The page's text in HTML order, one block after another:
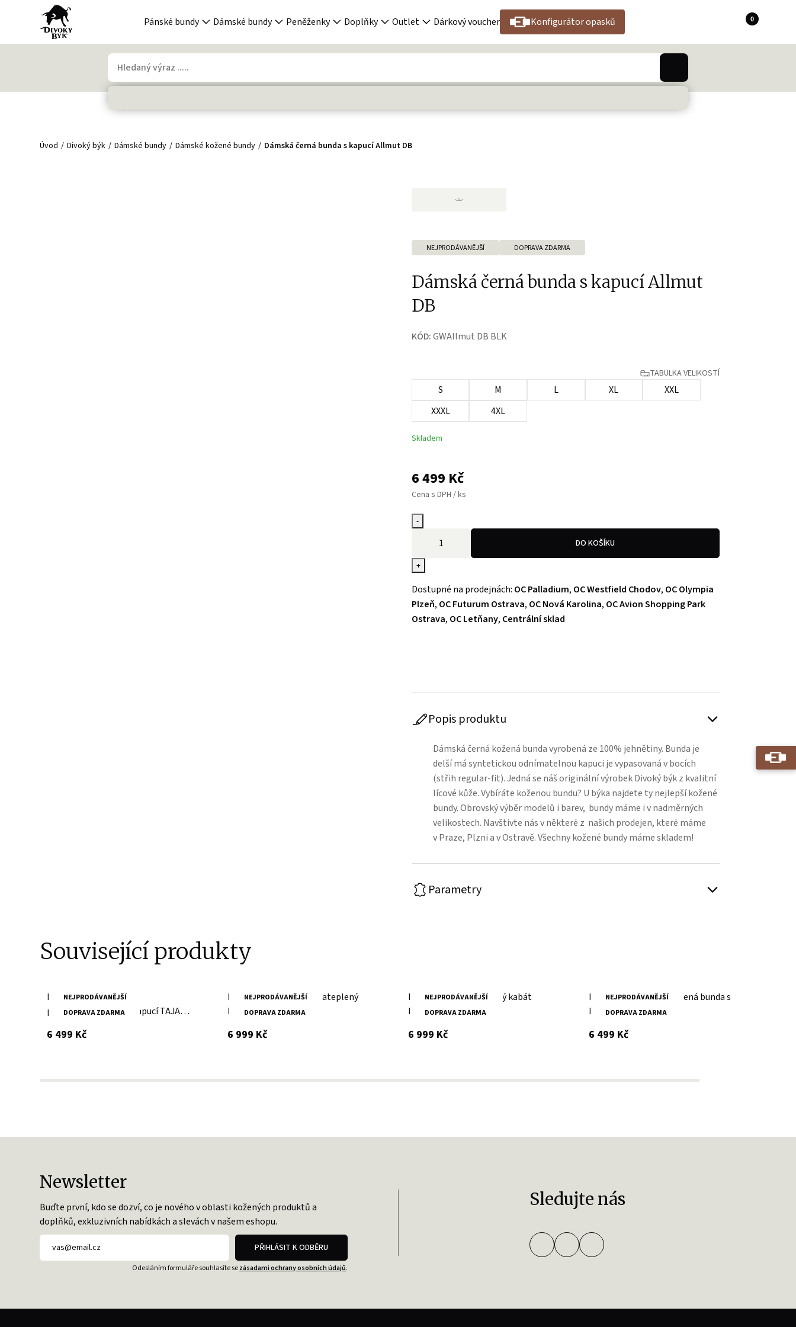
Pánské bundy Dámské bundy Peněženky Doplňky Outlet Dárkový voucher Konfigurátor opasků 0
Úvod Divoký býk Dámské bundy Dámské kožené bundy Dámská černá bunda s kapucí Allmut DB
NEJPRODÁVANĚJŠÍ DOPRAVA ZDARMA
Dámská černá bunda s kapucí Allmut
DB
KÓD:GWAllmut DB BLK
TABULKA VELIKOSTÍ
S M L XL
XXL
XXXL
4XL
Skladem
6 499 Kč
Cena s DPH / ks
-
+
DO KOŠÍKU
Dostupné na prodejnách: OC Palladium, OC Westfield Chodov, OC Olympia
Plzeň, OC Futurum Ostrava, OC Nová Karolina, OC Avion Shopping Park
Ostrava, OC Letňany, Centrální sklad
Popis produktu
Dámská černá kožená bunda vyrobená ze 100% jehnětiny. Bunda je
delší má syntetickou odnímatelnou kapuci je vypasovaná v bocích
(střih regular-fit). Jedná se náš originální výrobek Divoký býk z kvalitní
lícové kůže. Vybíráte koženou bundu? U býka najdete ty nejlepší kožené
bundy. Obrovský výběr modelů i barev, bundy máme i v nadměrných
velikostech. Navštivte nás v některé z našich prodejen, které máme
v Praze, Plzni a v Ostravě. Všechny kožené bundy máme skladem!
Parametry
Související produkty
NEJPRODÁVANĚJŠÍ
DOPRAVA ZDARMA
Dámská vínově červená
prodloužená bunda s kapucí TAJA
6 499 Kčs DPH
NEJPRODÁVANĚJŠÍ
DOPRAVA ZDARMA
Dámský tmavě zelený zateplený
kabát MWMilene DB
6 999 Kčs DPH
NEJPRODÁVANĚJŠÍ
DOPRAVA ZDARMA
Dámský černý zateplený kabát
MWMilene DB
6 999 Kčs DPH
NEJPRODÁVANĚJŠÍ
DOPRAVA ZDARMA
Dámská černá prodloužená bunda s
kapucí TAJA DB
6 499 Kčs DPH
Newsletter
Buďte první, kdo se dozví, co je nového v oblasti kožených produktů a
doplňků, exkluzivních nabídkách a slevách v našem eshopu.
PŘIHLÁSIT K ODBĚRU
Odesláním formuláře souhlasíte sezásadami ochrany osobních údajů.
Sledujte nás